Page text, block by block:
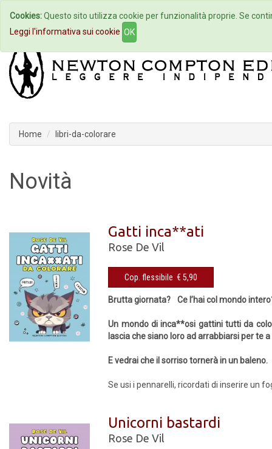
Home Autori Eventi
Home libri-da-colorare
Novità
Gatti inca**ati
Rose De Vil
Cop. flessibile € 5,90
Brutta giornata? Ce l’hai col mondo
Un mondo di inca**osi gattini tutti da
lascia che siano loro ad arrabbiarsi per te
E vedrai che il sorriso tornerà in un baleno.
Se usi i pennarelli, ricordati di inserire un
Unicorni bastardi
Rose De Vil
Cookies:Questo sito utilizza cookie per funzionalità proprie. Se
Leggi l'informativa sui cookie OK